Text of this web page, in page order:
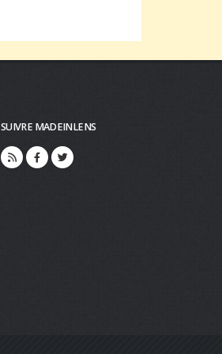
SUIVRE MADEINLENS